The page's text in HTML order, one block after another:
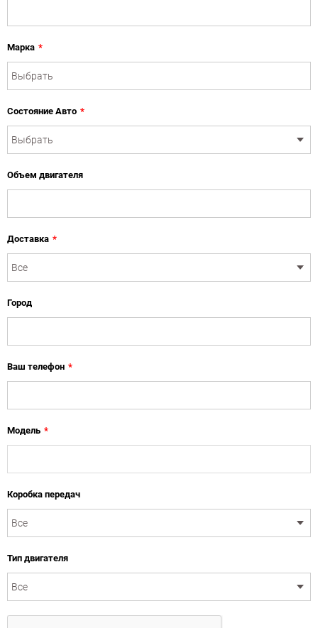
Марка *
Состояние Авто *
Объем двигателя
Доставка *
Город
Ваш телефон *
Модель *
Коробка передач
Тип двигателя